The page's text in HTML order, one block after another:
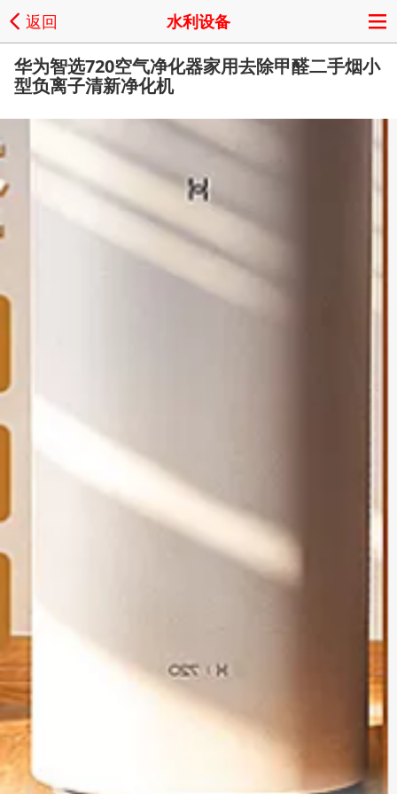
返回 水利设备
华为智选720空气净化器家用去除甲醛二手烟小
型负离子清新净化机